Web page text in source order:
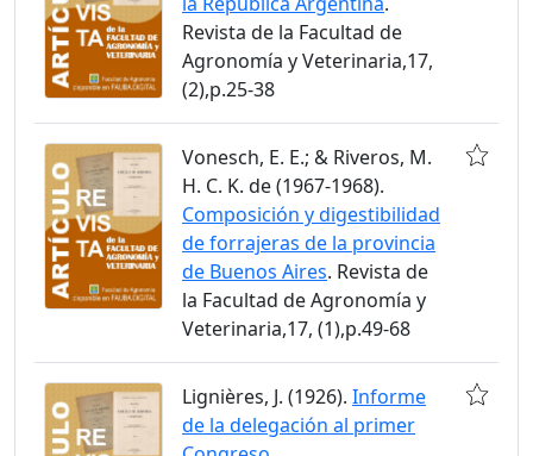
Revista de la Facultad de
Agronomía y Veterinaria,17,
(2),p.25-38
Vonesch, E. E.; & Riveros, M.
H. C. K. de (1967-1968).
Composición y digestibilidad
de forrajeras de la provincia
de Buenos Aires. Revista de
la Facultad de Agronomía y
Veterinaria,17, (1),p.49-68
Lignières, J. (1926). Informe
de la delegación al primer